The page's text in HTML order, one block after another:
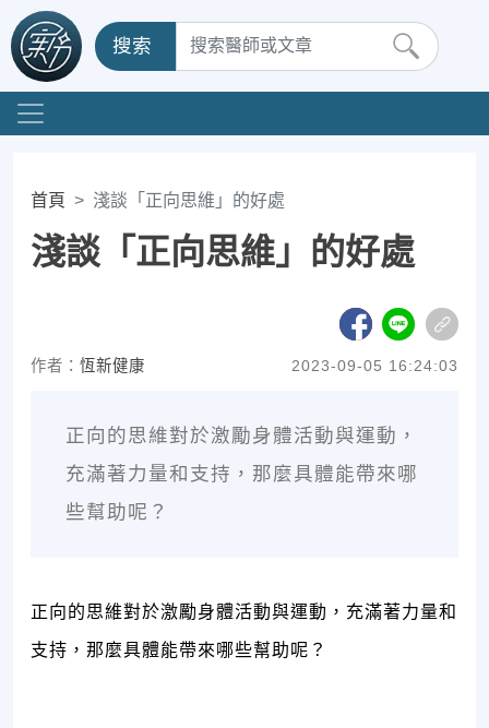
搜索
首頁 淺談「正向思維」的好處
淺談「正向思維」的好處
作者： 恆新健康 2023-09-05 16:24:03
正向的思維對於激勵身體活動與運動，
充滿著力量和支持，那麼具體能帶來哪
些幫助呢？
正向的思維對於激勵身體活動與運動，充滿著力量和
支持，那麼具體能帶來哪些幫助呢？